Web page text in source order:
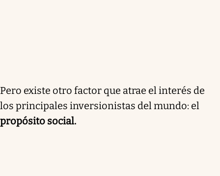
Pero existe otro factor que atrae el interés de
los principales inversionistas del mundo: el
propósito social.